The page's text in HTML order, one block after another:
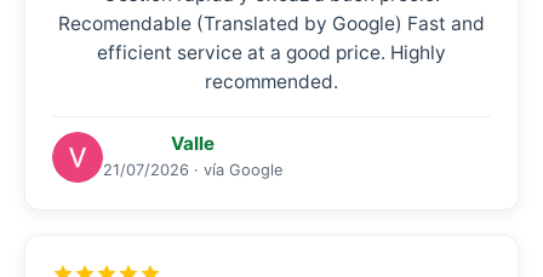
Recomendable (Translated by Google) Fast and
efficient service at a good price. Highly
recommended.
Valle
21/07/2026 · vía Google